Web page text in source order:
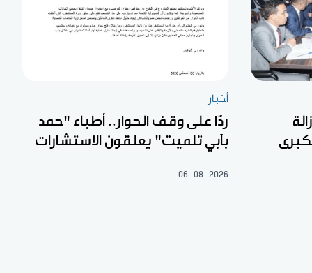
أخبار
ردّا على وقف الحوار.. أطباء "حمد
بأبي تلميت" يعلقون الاستشارات
06-08-2026